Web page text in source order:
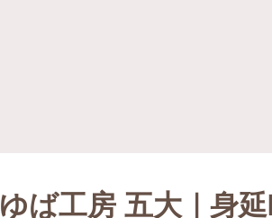
ゆば工房 五大｜身